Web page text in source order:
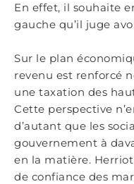
En effet, il souhaite
gauche qu’il juge
Sur le plan
revenu est renforcé
une taxation des
Cette perspective
d’autant que les
gouvernement à
en la matière.
de confiance des